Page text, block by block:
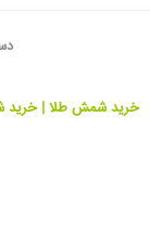
خرید شمش طلا | خرید